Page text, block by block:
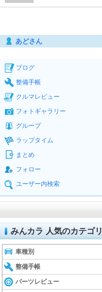
あどさん
ブログ
整備手帳
クルマレビュー
フォトギャラリー
グループ
ラップタイム
まとめ
フォロー
ユーザー内検索
みんカラ 人気のカテゴリ
車種別
整備手帳
パーツレビュー